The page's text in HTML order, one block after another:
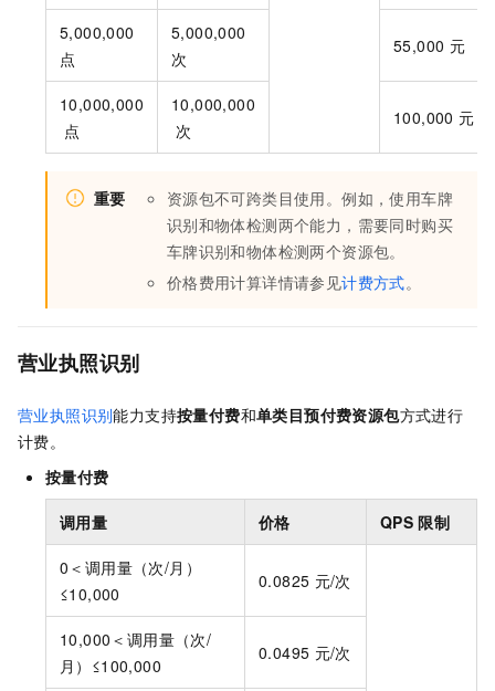
5,000,000
点
5,000,000
次
55,000 元
10,000,000
点
10,000,000
次
100,000 元
重要
资源包不可跨类目使用。例如，使用车牌
识别和物体检测两个能力，需要同时购买
车牌识别和物体检测两个资源包。
价格费用计算详情请参见计费方式。
营业执照识别
营业执照识别能力支持按量付费和单类目预付费资源包方式进行
计费。
按量付费
调用量 价格 QPS 限制
0＜调用量（次/月）
≤10,000
0.0825 元/次
10,000＜调用量（次/
月）≤100,000
0.0495 元/次